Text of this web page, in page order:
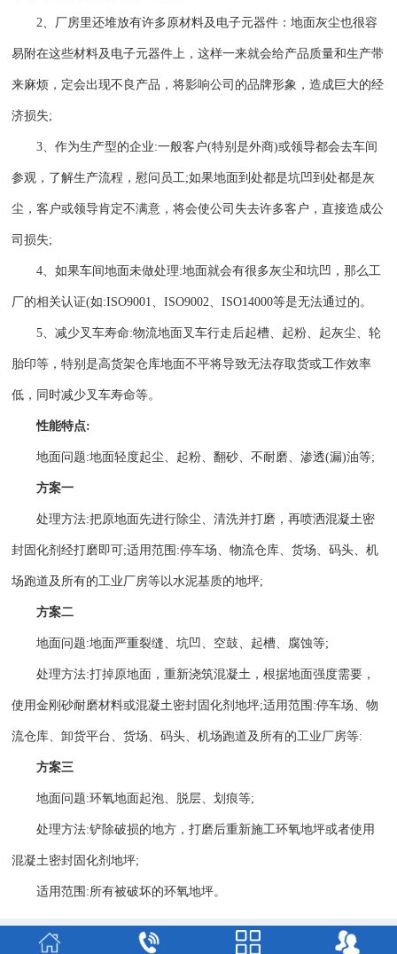
2、厂房里还堆放有许多原材料及电子元器件：地面灰尘也很容
易附在这些材料及电子元器件上，这样一来就会给产品质量和生产带
来麻烦，定会出现不良产品，将影响公司的品牌形象，造成巨大的经
济损失;
3、作为生产型的企业:一般客户(特别是外商)或领导都会去车间
参观，了解生产流程，慰问员工;如果地面到处都是坑凹到处都是灰
尘，客户或领导肯定不满意，将会使公司失去许多客户，直接造成公
司损失;
4、如果车间地面未做处理:地面就会有很多灰尘和坑凹，那么工
厂的相关认证(如:ISO9001、ISO9002、ISO14000等是无法通过的。
5、减少叉车寿命:物流地面叉车行走后起槽、起粉、起灰尘、轮
胎印等，特别是高货架仓库地面不平将导致无法存取货或工作效率
低，同时减少叉车寿命等。
性能特点:
地面问题:地面轻度起尘、起粉、翻砂、不耐磨、渗透(漏)油等;
方案一
处理方法:把原地面先进行除尘、清洗并打磨，再喷洒混凝土密
封固化剂经打磨即可;适用范围:停车场、物流仓库、货场、码头、机
场跑道及所有的工业厂房等以水泥基质的地坪;
方案二
地面问题:地面严重裂缝、坑凹、空鼓、起槽、腐蚀等;
处理方法:打掉原地面，重新浇筑混凝土，根据地面强度需要，
使用金刚砂耐磨材料或混凝土密封固化剂地坪;适用范围:停车场、物
流仓库、卸货平台、货场、码头、机场跑道及所有的工业厂房等:
方案三
地面问题:环氧地面起泡、脱层、划痕等;
处理方法:铲除破损的地方，打磨后重新施工环氧地坪或者使用
混凝土密封固化剂地坪;
适用范围:所有被破坏的环氧地坪。